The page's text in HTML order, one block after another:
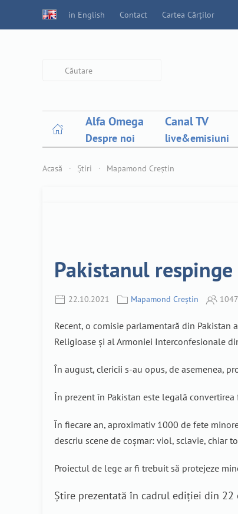
in English Contact Cartea Cărților
Alfa Omega
Despre noi
Canal TV
live&emisiuni
Acasă Știri Mapamond Creștin
Pakistanul
22.10.2021 Mapamond Creștin 1047
Recent, o comisie parlamentară din
Religioase și al Armoniei Interconfesionale
În august, clericii s-au opus, de asemenea,
În prezent în Pakistan este legală
În fiecare an, aproximativ 1000 de fete
descriu scene de coșmar: viol, sclavie, chiar
Proiectul de lege ar fi trebuit să protejeze
Știre prezentată în cadrul ediției din